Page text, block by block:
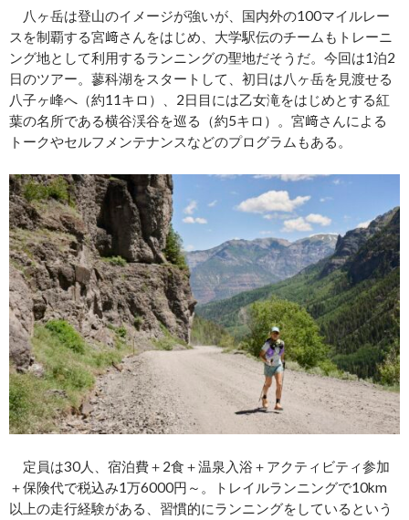
八ヶ岳は登山のイメージが強いが、国内外の100マイルレー
スを制覇する宮﨑さんをはじめ、大学駅伝のチームもトレーニ
ング地として利用するランニングの聖地だそうだ。今回は1泊2
日のツアー。蓼科湖をスタートして、初日は八ヶ岳を見渡せる
八子ヶ峰へ（約11キロ）、2日目には乙女滝をはじめとする紅
葉の名所である横谷渓谷を巡る（約5キロ）。宮﨑さんによる
トークやセルフメンテナンスなどのプログラムもある。
定員は30人、宿泊費＋2食＋温泉入浴＋アクティビティ参加
＋保険代で税込み1万6000円～。トレイルランニングで10km
以上の走行経験がある、習慣的にランニングをしているという